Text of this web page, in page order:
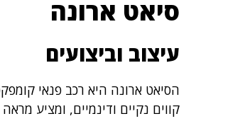
סיאט ארונה
עיצוב וביצועים
הסיאט ארונה היא רכב פנאי
קווים נקיים ודינמיים, ומציע